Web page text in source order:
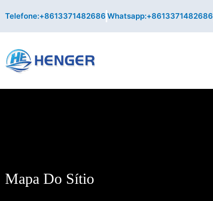
toTelefone:+8613371482686 Whatsapp:+8613371482686
Mapa Do Sítio